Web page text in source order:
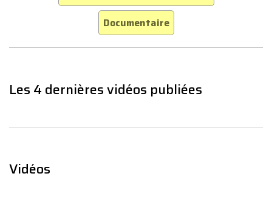
Documentaire
Les 4 dernières vidéos publiées
Vidéos